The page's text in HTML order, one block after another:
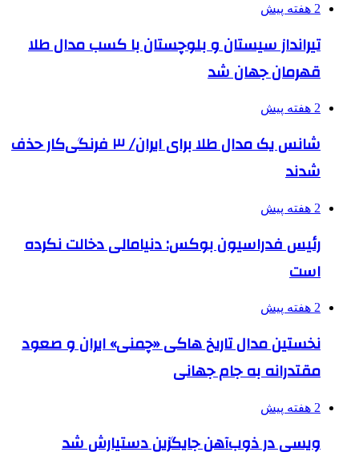
2 هفته پیش
تیرانداز سیستان و بلوچستان با کسب مدال طلا
قهرمان جهان شد
2 هفته پیش
شانس یک مدال طلا برای ایران/ ۳ فرنگی‌کار حذف
شدند
2 هفته پیش
رئیس فدراسیون بوکس: دنیامالی دخالت نکرده
است
2 هفته پیش
نخستین مدال تاریخ هاکی «چمنی» ایران و صعود
مقتدرانه به جام جهانی
2 هفته پیش
ویسی در ذوب‌آهن جایگزین دستیارش شد